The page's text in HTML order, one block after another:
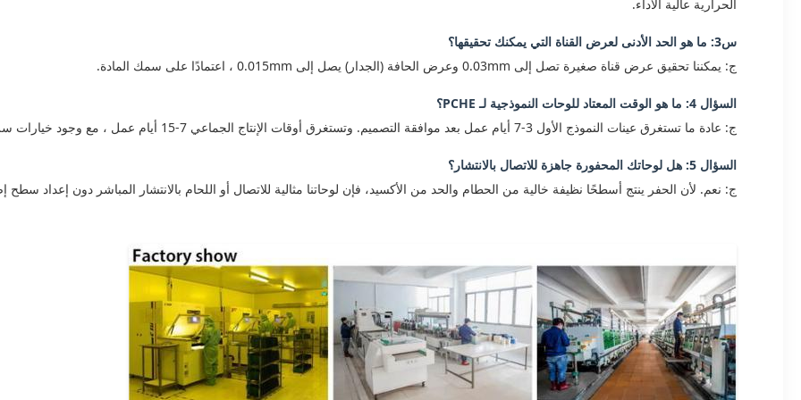
الحرارية عالية الأداء.
س3: ما هو الحد الأدنى لعرض القناة التي يمكنك تحقيقها؟
ج: يمكننا تحقيق عرض قناة صغيرة تصل إلى 0.03mm وعرض الحافة (الجدار) يصل إلى 0.015mm ، اعتمادًا على سمك المادة.
السؤال 4: ما هو الوقت المعتاد للوحات النموذجية لـ PCHE؟
ج: عادة ما تستغرق عينات النموذج الأول 3-7 أيام عمل بعد موافقة التصميم. وتستغرق أوقات الإنتاج الجماعي 7-15 أيام عمل ، مع وجود خيارات سريعة متاحة للطلبات العاجلة.
السؤال 5: هل لوحاتك المحفورة جاهزة للاتصال بالانتشار؟
ج: نعم. لأن الحفر ينتج أسطحًا نظيفة خالية من الحطام والحد من الأكسيد، فإن لوحاتنا مثالية للاتصال أو اللحام بالانتشار المباشر دون إعداد سطح